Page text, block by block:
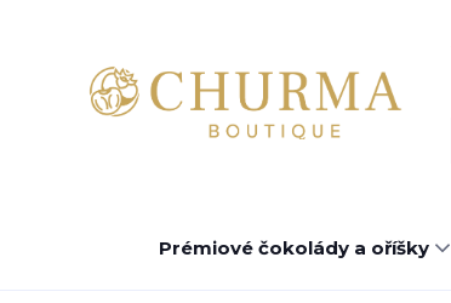
Prémiové čokolády a oříšky